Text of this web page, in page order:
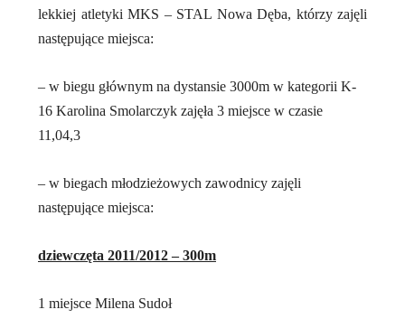
lekkiej atletyki MKS – STAL Nowa Dęba, którzy zajęli
następujące miejsca:
– w biegu głównym na dystansie 3000m w kategorii K-
16 Karolina Smolarczyk zajęła 3 miejsce w czasie
11,04,3
– w biegach młodzieżowych zawodnicy zajęli
następujące miejsca:
dziewczęta 2011/2012 – 300m
1 miejsce Milena Sudoł